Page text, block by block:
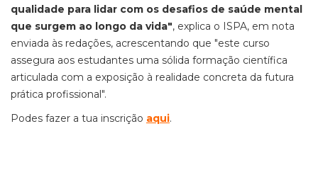
qualidade para lidar com os desafios de saúde mental
que surgem ao longo da vida", explica o ISPA, em nota
enviada às redações, acrescentando que "este curso
assegura aos estudantes uma sólida formação científica
articulada com a exposição à realidade concreta da futura
prática profissional".
Podes fazer a tua inscrição aqui.